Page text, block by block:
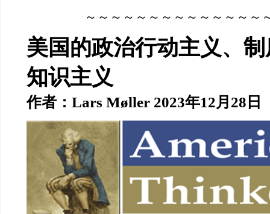
～～～～～～～～～～～～～～
美国的政治行动主义、
知识主义
作者：Lars Møller 2023年12月28日